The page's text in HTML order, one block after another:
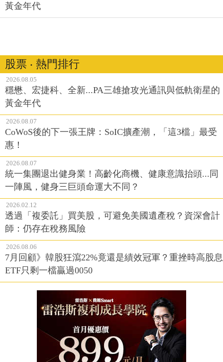
黃金年代
股票 ‧ 熱門排行
2026.08.05
穩懋、宏捷科、全新...PA三雄搶攻光通訊與低軌衛星的
黃金年代
2026.08.07
CoWoS後的下一張王牌：SoIC擴產潮，「這3檔」最受
惠！
2026.08.07
統一集團退出健身業！高齡化商機、健康意識抬頭...同
一陣風，健身三巨頭命運大不同？
2026.02.12
透過「複委託」買美股，可避免美國遺產稅？資深會計
師：仍存在稅務風險
2026.08.06
7月回顧》韓股狂瀉22%竟還是績效冠軍？重挫時高股息
ETF只剩一檔贏過0050